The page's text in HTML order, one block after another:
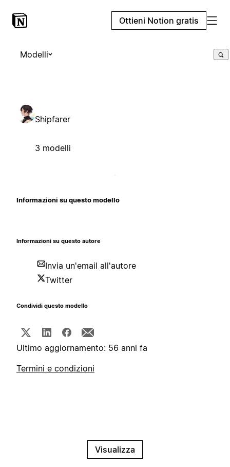
Ottieni Notion gratis
Modelli
Shipfarer
3 modelli
Informazioni su questo modello
Informazioni su questo autore
Invia un'email all'autore
Twitter
Condividi questo modello
Ultimo aggiornamento: 56 anni fa
Termini e condizioni
Visualizza